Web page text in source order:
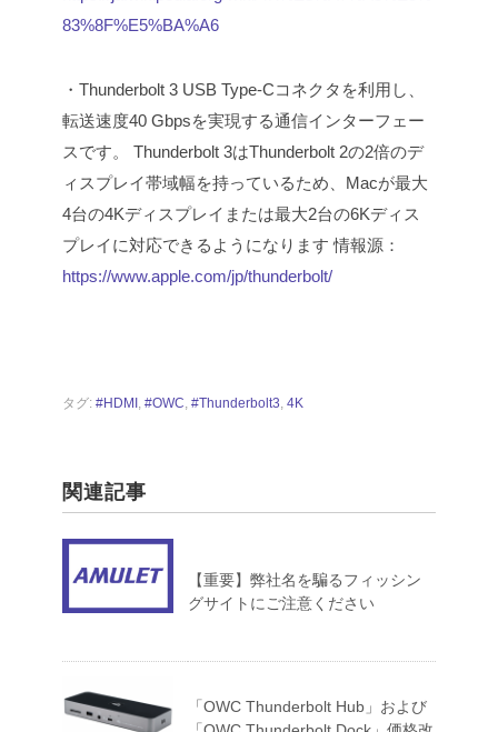
83%8F%E5%BA%A6
・Thunderbolt 3 USB Type-Cコネクタを利用し、
転送速度40 Gbpsを実現する通信インターフェー
スです。
Thunderbolt 3はThunderbolt 2の2倍のデ
ィスプレイ帯域幅を持っているため、Macが最大
4台の4Kディスプレイまたは最大2台の6Kディス
プレイに対応できるようになります 情報源：
https://www.apple.com/jp/thunderbolt/
タグ: #HDMI , #OWC, #Thunderbolt3, 4K
関連記事
【重要】弊社名を騙るフィッシン
グサイトにご注意ください
「OWC Thunderbolt Hub」および